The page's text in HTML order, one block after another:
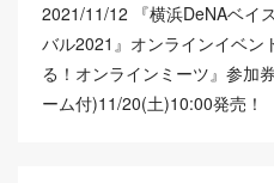
2021/11/12
『横浜DeNAベイ
バル2021』オンラインイベン
る！オンラインミーツ』参加
ーム付)11/20(土)10:00発売！